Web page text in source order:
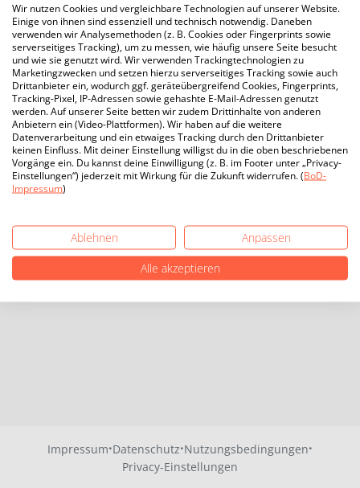
Impressum·Datenschutz·Nutzungsbedingungen·
Privacy-Einstellungen
Wir nutzen Cookies und vergleichbare Technologien auf unserer Website.
Einige von ihnen sind essenziell und technisch notwendig. Daneben
verwenden wir Analysemethoden (z. B. Cookies oder Fingerprints sowie
serverseitiges Tracking), um zu messen, wie häufig unsere Seite besucht
und wie sie genutzt wird. Wir verwenden Trackingtechnologien zu
Marketingzwecken und setzen hierzu serverseitiges Tracking sowie auch
Drittanbieter ein, wodurch ggf. geräteübergreifend Cookies, Fingerprints,
Tracking-Pixel, IP-Adressen sowie gehashte E-Mail-Adressen genutzt
werden. Auf unserer Seite betten wir zudem Drittinhalte von anderen
Anbietern ein (Video-Plattformen). Wir haben auf die weitere
Datenverarbeitung und ein etwaiges Tracking durch den Drittanbieter
keinen Einfluss. Mit deiner Einstellung willigst du in die oben beschriebenen
Vorgänge ein. Du kannst deine Einwilligung (z. B. im Footer unter „Privacy-
Einstellungen“) jederzeit mit Wirkung für die Zukunft widerrufen. (BoD-
Impressum)
Ablehnen
Anpassen
Alle akzeptieren